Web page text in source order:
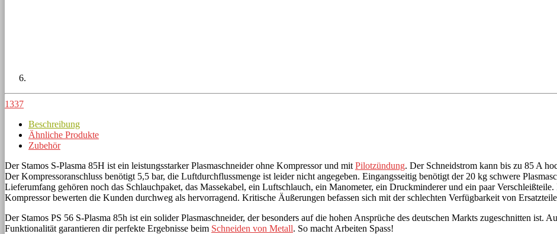
1337
Beschreibung
Ähnliche Produkte
Zubehör
Der Stamos S-Plasma 85H ist ein leistungsstarker Plasmaschneider ohne Kompressor und mit Pilotzündung. Der Schneidstrom kann bis zu 85 A
Der Kompressoranschluss benötigt 5,5 bar, die Luftdurchflussmenge ist leider nicht angegeben. Eingangsseitig benötigt der 20 kg schwere
Lieferumfang gehören noch das Schlauchpaket, das Massekabel, ein Luftschlauch, ein Manometer, ein Druckminderer und ein paar
Kompressor bewerten die Kunden durchweg als hervorragend. Kritische Äußerungen befassen sich mit der schlechten Verfügbarkeit von
Der Stamos PS 56 S-Plasma 85h ist ein solider Plasmaschneider, der besonders auf die hohen Ansprüche des deutschen Markts zugeschnitten ist.
Funktionalität garantieren dir perfekte Ergebnisse beim Schneiden von Metall. So macht Arbeiten Spass!